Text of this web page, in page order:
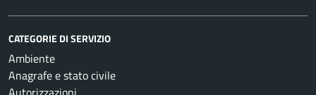
CATEGORIE DI SERVIZIO
Ambiente
Anagrafe e stato civile